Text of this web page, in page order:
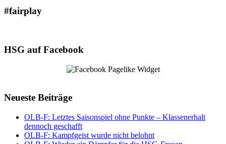
#fairplay
HSG auf Facebook
Neueste Beiträge
OLB-F: Letztes Saisonspiel ohne Punkte – Klassenerhalt
dennoch geschafft
OLB-F: Kampfgeist wurde nicht belohnt